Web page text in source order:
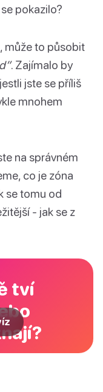
pokazilo?
může to působit
. Zajímalo by
jste se příliš
mnohem
na správném
co je zóna
se tomu od
- jak se z
tví